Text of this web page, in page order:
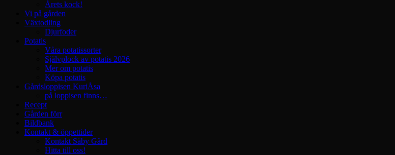
Årets kock!
Vi på gården
Växtodling
Djurfoder
Potatis
Våra potatissorter
Självplock av potatis 2026
Mer om potatis
Köpa potatis
Gårdsloppisen KuriÅsa
på loppisen finns…
Recept
Gården förr
Bildbank
Kontakt & öppettider
Kontakt Säby Gård
Hitta till oss!